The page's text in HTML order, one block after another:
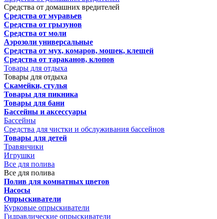
Средства от домашних вредителей
Средства от муравьев
Средства от грызунов
Средства от моли
Аэрозоли универсальные
Средства от мух, комаров, мошек, клещей
Средства от тараканов, клопов
Товары для отдыха
Товары для отдыха
Скамейки, стулья
Товары для пикника
Товары для бани
Бассейны и аксессуары
Бассейны
Средства для чистки и обслуживания бассейнов
Товары для детей
Травянчики
Игрушки
Все для полива
Все для полива
Полив для комнатных цветов
Насосы
Опрыскиватели
Курковые опрыскиватели
Гидравлические опрыскиватели